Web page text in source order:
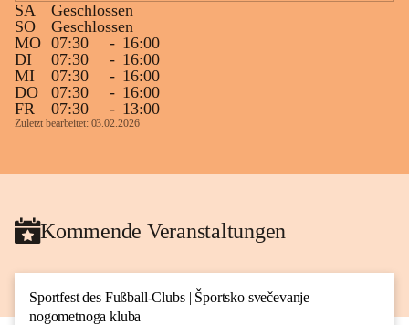
SA
Geschlossen
SO
Geschlossen
MO 07:30 - 16:00
DI
07:30 - 16:00
MI
07:30 - 16:00
DO
07:30 - 16:00
FR
07:30 - 13:00
Zuletzt bearbeitet: 03.02.2026
Kommende Veranstaltungen
Sportfest des Fußball-Clubs | Športsko svečevanje
nogometnoga kluba